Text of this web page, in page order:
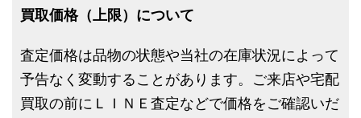
買取価格（上限）について
査定価格は品物の状態や当社の在庫状況によって
予告なく変動することがあります。ご来店や宅配
買取の前にＬＩＮＥ査定などで価格をご確認いだ